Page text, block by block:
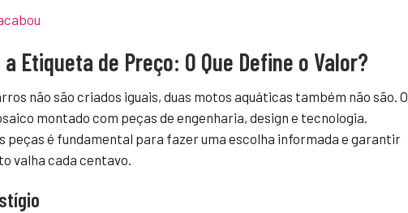
Etiqueta de Preço: O Que Define o Valor?
não são criados iguais, duas motos aquáticas também não são. O
montado com peças de engenharia, design e tecnologia.
peças é fundamental para fazer uma escolha informada e garantir
valha cada centavo.